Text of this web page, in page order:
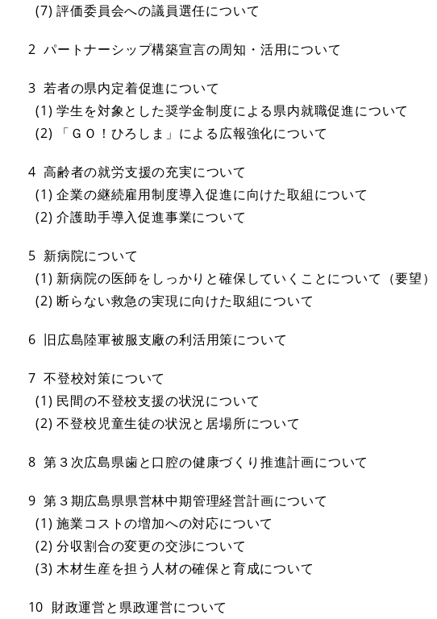
(7) 評価委員会への議員選任について
2 パートナーシップ構築宣言の周知・活用について
3 若者の県内定着促進について
(1) 学生を対象とした奨学金制度による県内就職促進について
(2) 「ＧＯ！ひろしま」による広報強化について
4 高齢者の就労支援の充実について
(1)企業の継続雇用制度導入促進に向けた取組について
(2) 介護助手導入促進事業について
5 新病院について
(1) 新病院の医師をしっかりと確保していくことについて（要望）
(2) 断らない救急の実現に向けた取組について
6 旧広島陸軍被服支廠の利活用策について
7 不登校対策について
(1) 民間の不登校支援の状況について
(2) 不登校児童生徒の状況と居場所について
8 第３次広島県歯と口腔の健康づくり推進計画について
9 第３期広島県県営林中期管理経営計画について
(1) 施業コストの増加への対応について
(2) 分収割合の変更の交渉について
(3) 木材生産を担う人材の確保と育成について
10 財政運営と県政運営について